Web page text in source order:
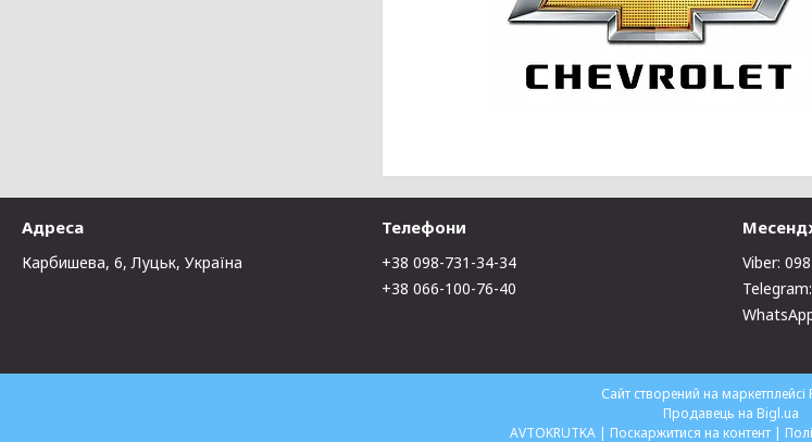
Адреса
Карбишева, 6, Луцьк, Україна
Телефони
+38 098-731-34-34
+38 066-100-76-40
Viber:
Сайт створений на маркетплейсі
Продавець на Bigl.ua
AVTOKRUTKA | Поскаржитися на контент |